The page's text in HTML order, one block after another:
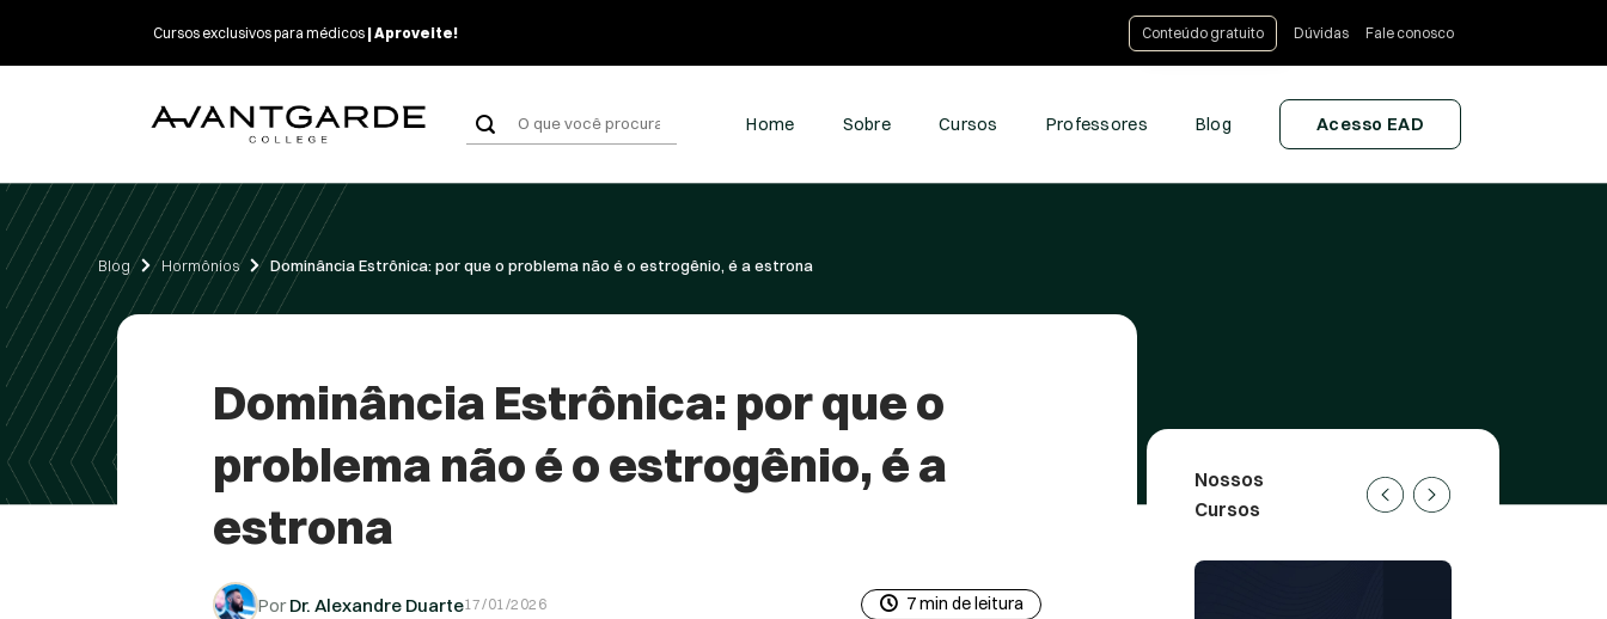
Cursos exclusivos para médicos | Aproveite! Conteúdo gratuito Dúvidas Fale conosco
Pesquisar
Home Sobre Cursos Professores Blog Acesso EAD
Blog Hormônios Dominância Estrônica: por que o problema não é o estrogênio, é a estrona
Dominância Estrônica: por que o
problema não é o estrogênio, é a
estrona
Dr. Alexandre Duarte17/01/2026 7 min de leitura
Nossos
Cursos